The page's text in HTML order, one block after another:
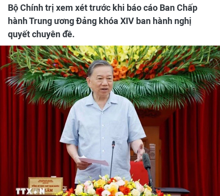
Bộ Chính trị xem xét trước khi báo cáo Ban Chấp
hành Trung ương Đảng khóa XIV ban hành nghị
quyết chuyên đề.